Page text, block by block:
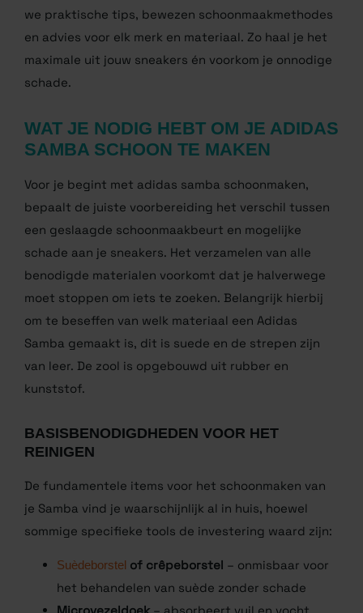
basis van 180+ Google Reviews. In onze blogs delen
we praktische tips, bewezen schoonmaakmethodes
en advies voor elk merk en materiaal. Zo haal je het
maximale uit jouw sneakers én voorkom je onnodige
WAT JE NODIG HEBT OM JE
MAKEN
Voor je begint met adidas samba schoonmaken,
bepaalt de juiste voorbereiding het verschil tussen
een geslaagde schoonmaakbeurt en mogelijke
schade aan je sneakers. Het verzamelen van alle
benodigde materialen voorkomt dat je halverwege
moet stoppen om iets te zoeken. Belangrijk hierbij
om te beseffen van welk materiaal een Adidas
Samba gemaakt is, dit is suede en de strepen zijn
kunststof.
BASISBENODIGDHEDEN VOOR HET
REINIGEN
De fundamentele items voor het schoonmaken van
sommige specifieke tools de investering waard zijn:
Suèdeborstelof crêpeborstel– onmisbaar